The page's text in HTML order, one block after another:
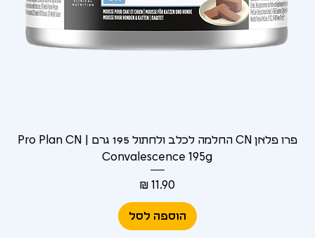
פרו פלאן CN החלמה לכלב ולחתול 195 גרם | Pro Plan CN
Convalescence 195g
מחיר‏11.90 ‏₪
הוספה לסל